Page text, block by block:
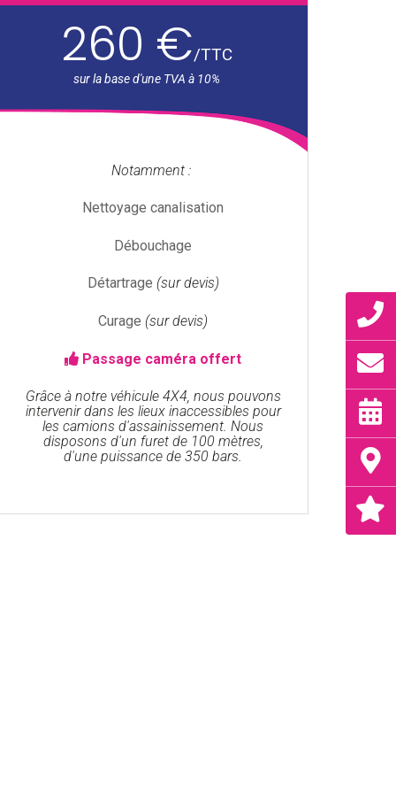
260 €/TTC
Notamment :
Nettoyage canalisation
Débouchage
Détartrage (sur devis)
Curage (sur devis)
Passage caméra offert
Grâce à notre véhicule 4X4, nous pouvons
intervenir dans les lieux inaccessibles pour
les camions d'assainissement. Nous
disposons d'un furet de 100 mètres,
d'une puissance de 350 bars.